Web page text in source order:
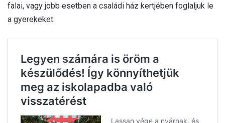
falai, vagy jobb esetben a családi ház kertjében foglaljuk le
a gyerekeket.